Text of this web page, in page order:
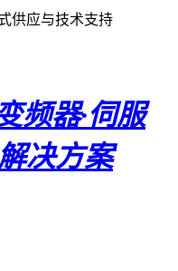
供应与技术支持
频器·伺服
决方案